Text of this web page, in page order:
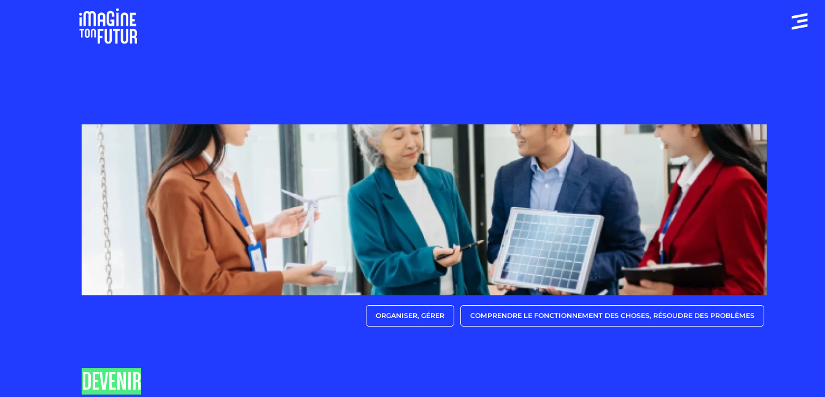
ORGANISER, GÉRER COMPRENDRE LE FONCTIONNEMENT DES CHOSES, RÉSOUDRE DES PROBLÈMES
DEVENIR